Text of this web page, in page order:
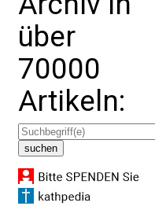
über
70000
Artikeln: